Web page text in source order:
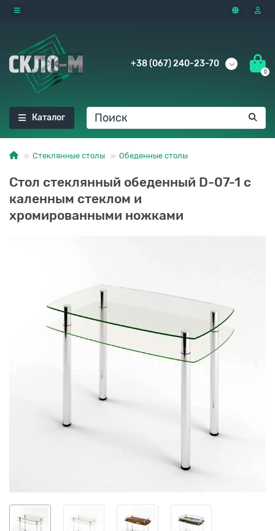
+38 (067) 240-23-70
0
Каталог
Стеклянные столы Обеденные столы
Стол стеклянный обеденный D-07-1 с
каленным стеклом и
хромированными ножками